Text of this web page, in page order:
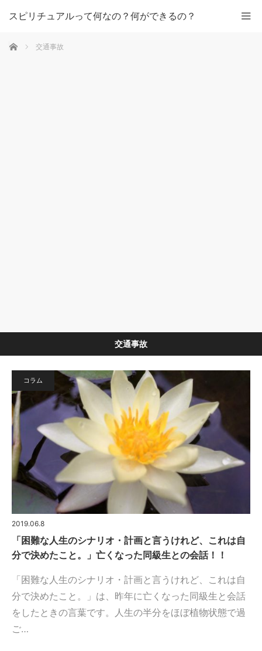
スピリチュアルって何なの？何ができるの？
ホーム 交通事故
交通事故
コラム
2019.06.8
「困難な人生のシナリオ・計画と言うけれど、これは自
分で決めたこと。」亡くなった同級生との会話！！
「困難な人生のシナリオ・計画と言うけれど、これは自
分で決めたこと。」は、昨年に亡くなった同級生と会話
をしたときの言葉です。人生の半分をほぼ植物状態で過
ご…